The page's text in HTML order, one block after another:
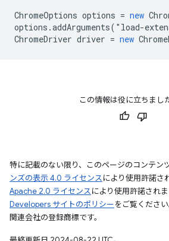
ChromeOptions options = new
options .addArguments( " load-
ChromeDriver driver = new
この情報は役に立ちまし
特に記載のない限り、このページのコンテン
ンズの表示 4.0 ライセンスにより使用許諾さ
Apache 2.0 ライセンスにより使用許諾されま
Developers サイトのポリシーをご覧くださ
関連会社の登録商標です。